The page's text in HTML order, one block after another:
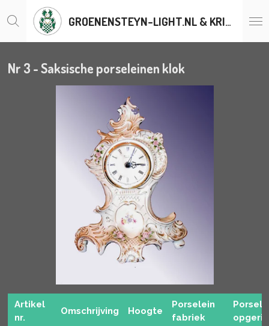
direct
hoofdinhoud
GROENENSTEYN-LIGHT.NL & KRISTALLENLUSTERS.BE
Nr 3 - Saksische porseleinen klok
Artikel
nr.
Omschrijving Hoogte
Porselein
fabriek